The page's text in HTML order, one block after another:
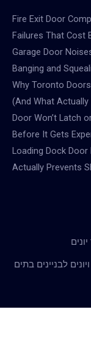
Fire Exit Door
Failures That
Garage Door
Banging and
Why Toronto
(And What
Door Won’t
Before It Gets
Loading Dock
Actually Prevents
לבניינים בתים